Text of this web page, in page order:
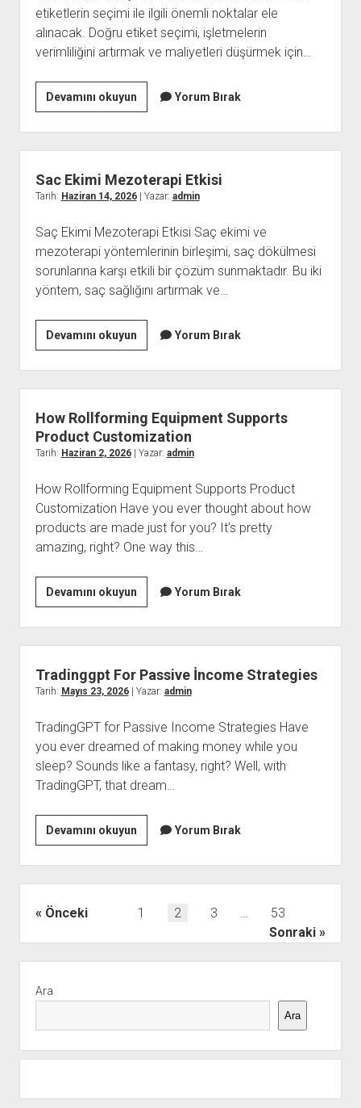
etiketlerin seçimi ile ilgili önemli noktalar ele
alınacak. Doğru etiket seçimi, işletmelerin
verimliliğini artırmak ve maliyetleri düşürmek için…
Devamını okuyunTermal
Etiket
Secim
Rehberi
Yorum Bırak
Sac Ekimi Mezoterapi Etkisi
Tarih: Haziran 14, 2026| Yazar: admin
Saç Ekimi Mezoterapi Etkisi Saç ekimi ve
mezoterapi yöntemlerinin birleşimi, saç dökülmesi
sorunlarına karşı etkili bir çözüm sunmaktadır. Bu iki
yöntem, saç sağlığını artırmak ve…
Devamını okuyunSac
Ekimi
Mezoterapi
Etkisi
Yorum Bırak
How Rollforming Equipment Supports
Product Customization
Tarih: Haziran 2, 2026| Yazar: admin
How Rollforming Equipment Supports Product
Customization Have you ever thought about how
products are made just for you? It’s pretty
amazing, right? One way this…
Devamını okuyunHow
Rollforming
Equipment
Supports
Product
Customization
Yorum Bırak
Tradinggpt For Passive İncome Strategies
Tarih: Mayıs 23, 2026| Yazar: admin
TradingGPT for Passive Income Strategies Have
you ever dreamed of making money while you
sleep? Sounds like a fantasy, right? Well, with
TradingGPT, that dream…
Devamını okuyunTradinggpt
For
Passive
İncome
Strategies
Yorum Bırak
YazıÖnceki 1 2 3 …
53
Sonraki
Menü
Ara
Ara